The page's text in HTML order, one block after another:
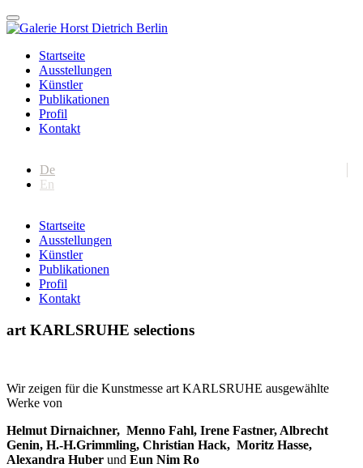
Startseite
Ausstellungen
Künstler
Publikationen
Profil
Kontakt
De
En
Startseite
Ausstellungen
Künstler
Publikationen
Profil
Kontakt
art KARLSRUHE selections
Wir zeigen für die Kunstmesse art KARLSRUHE ausgewählte
Werke von
Helmut Dirnaichner, Menno Fahl, Irene Fastner, Albrecht
Genin, H.-H.Grimmling, Christian Hack, Moritz Hasse,
Alexandra Huber und Eun Nim Ro